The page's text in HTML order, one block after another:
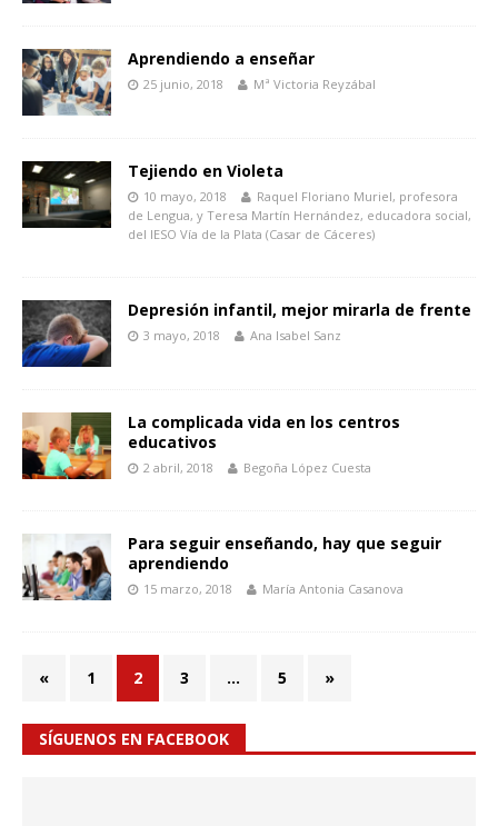
Aprendiendo a enseñar
25 junio, 2018 Mª Victoria Reyzábal
Tejiendo en Violeta
10 mayo, 2018
Raquel Floriano Muriel, profesora
de Lengua, y Teresa Martín Hernández, educadora social,
del IESO Vía de la Plata (Casar de Cáceres)
Depresión infantil, mejor mirarla de frente
3 mayo, 2018 Ana Isabel Sanz
La complicada vida en los centros
educativos
2 abril, 2018 Begoña López Cuesta
Para seguir enseñando, hay que seguir
aprendiendo
15 marzo, 2018 María Antonia Casanova
« 1 2 3 … 5 »
SÍGUENOS EN FACEBOOK